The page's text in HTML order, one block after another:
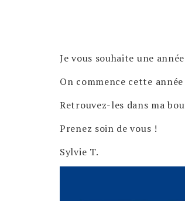
Je vous souhaite une
On commence cette
Retrouvez-les dans ma
Prenez soin de vous !
Sylvie T.